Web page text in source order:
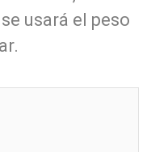
usará el peso